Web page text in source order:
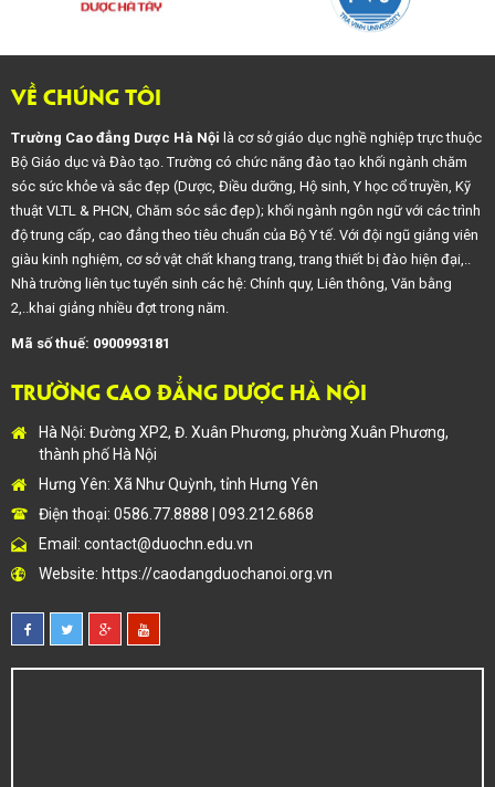
VỀ CHÚNG TÔI
Trường Cao đẳng Dược Hà Nội là cơ sở giáo dục nghề nghiệp trực thuộc
Bộ Giáo dục và Đào tạo. Trường có chức năng đào tạo khối ngành chăm
sóc sức khỏe và sắc đẹp (Dược, Điều dưỡng, Hộ sinh, Y học cổ truyền, Kỹ
thuật VLTL & PHCN, Chăm sóc sắc đẹp); khối ngành ngôn ngữ với các trình
độ trung cấp, cao đẳng theo tiêu chuẩn của Bộ Y tế. Với đội ngũ giảng viên
giàu kinh nghiệm, cơ sở vật chất khang trang, trang thiết bị đào hiện đại,..
Nhà trường liên tục tuyển sinh các hệ: Chính quy, Liên thông, Văn bằng
2,..khai giảng nhiều đợt trong năm.
Mã số thuế: 0900993181
TRƯỜNG CAO ĐẲNG DƯỢC HÀ NỘI
Hà Nội: Đường XP2, Đ. Xuân Phương, phường Xuân Phương,
thành phố Hà Nội
Hưng Yên: Xã Như Quỳnh, tỉnh Hưng Yên
Điện thoại: 0586.77.8888 | 093.212.6868
Email: contact@duochn.edu.vn
Website: https://caodangduochanoi.org.vn